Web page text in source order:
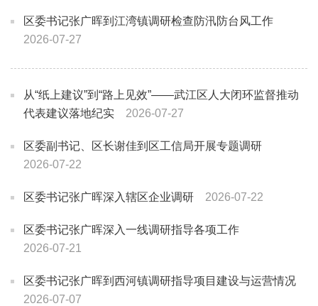
区委书记张广晖到江湾镇调研检查防汛防台风工作
2026-07-27
从“纸上建议”到“路上见效”——武江区人大闭环监督推动
代表建议落地纪实
2026-07-27
区委副书记、区长谢佳到区工信局开展专题调研
2026-07-22
区委书记张广晖深入辖区企业调研 2026-07-22
区委书记张广晖深入一线调研指导各项工作
2026-07-21
区委书记张广晖到西河镇调研指导项目建设与运营情况
2026-07-07